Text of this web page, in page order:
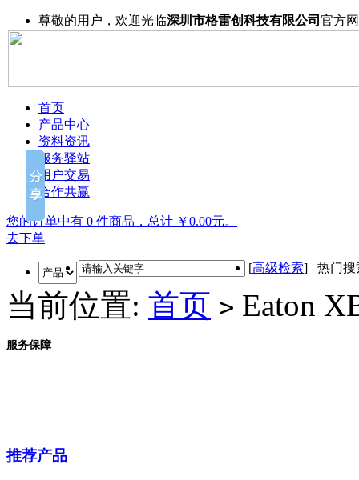
尊敬的用户，欢迎光临深圳市格雷创科技有限公司 官方
首页
产品中心
资料资讯
服务驿站
用户交易
合作共赢
您的订单中有 0 件商品，总计 ￥0.00元。
去下单
[高级检索] 热门搜
当前位置: 首页 > Eaton
服务保障
推荐产品